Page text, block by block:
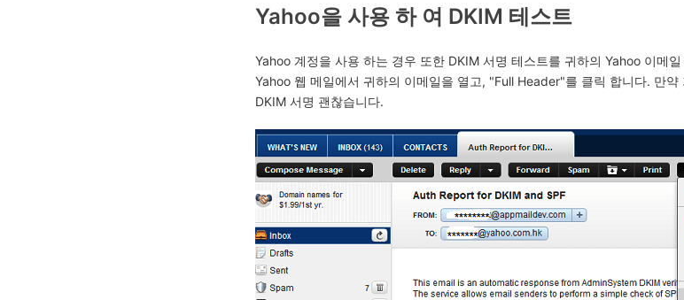
Yahoo을 사용 하 여 DKIM 테스트
Yahoo 계정을 사용 하는 경우 또한 DKIM 서명 테스트를 귀하의 Yahoo 이메
Yahoo 웹 메일에서 귀하의 이메일을 열고, "Full Header"를 클릭 합니다. 만
DKIM 서명 괜찮습니다.